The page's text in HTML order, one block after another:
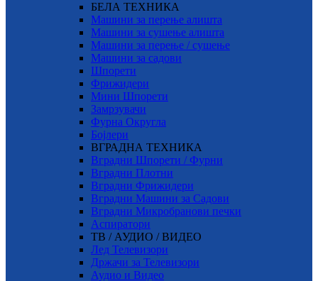
БЕЛА ТЕХНИКА
Машини за перење алишта
Машини за сушење алишта
Машини за перење / сушење
Машини за садови
Шпорети
Фрижидери
Мини Шпорети
Замрзувачи
Фурна Округла
Бојлери
ВГРАДНА ТЕХНИКА
Вградни Шпорети / Фурни
Вградни Плотни
Вградни Фрижидери
Вградни Машини за Садови
Вградни Микробранови печки
Аспиратори
ТВ / АУДИО / ВИДЕО
Лед Телевизори
Држачи за Телевизори
Аудио и Видео